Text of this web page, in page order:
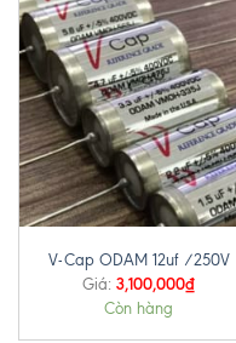
V-Cap ODAM 12uf /250V
Giá: 3,100,000₫
Còn hàng